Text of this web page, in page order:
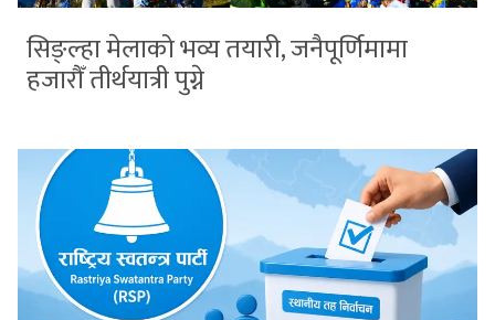
सिङ्ल्हा मेलाको भव्य तयारी, जनैपूर्णिमामा
हजारौँ तीर्थयात्री पुग्ने